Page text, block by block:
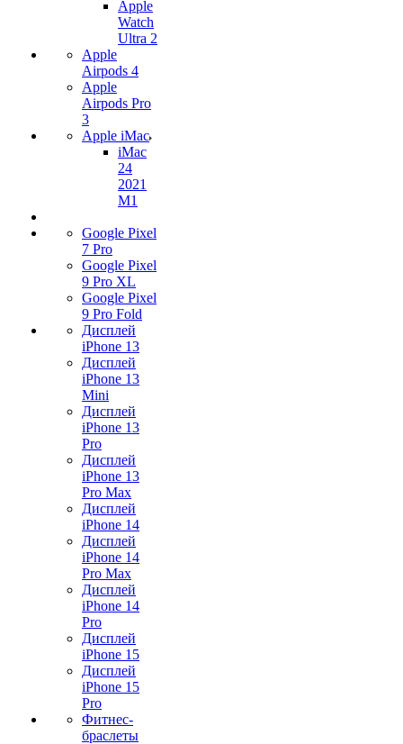
Apple
Watch
Ultra 2
Apple
Airpods 4
Apple
Airpods Pro
3
Apple iMac
iMac
24
2021
M1
Google Pixel
7 Pro
Google Pixel
9 Pro XL
Google Pixel
9 Pro Fold
Дисплей
iPhone 13
Дисплей
iPhone 13
Mini
Дисплей
iPhone 13
Pro
Дисплей
iPhone 13
Pro Max
Дисплей
iPhone 14
Дисплей
iPhone 14
Pro Max
Дисплей
iPhone 14
Pro
Дисплей
iPhone 15
Дисплей
iPhone 15
Pro
Фитнес-
браслеты